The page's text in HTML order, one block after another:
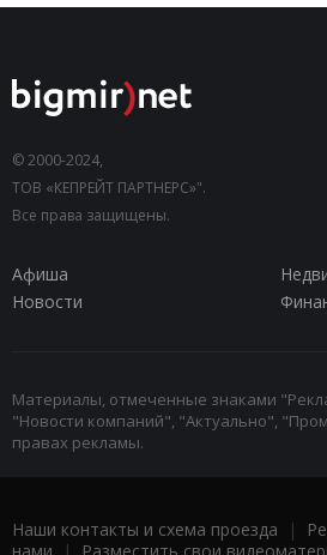
© 2000-2024,
ТОВ «КЕПРЕЙТ ПАРТНЕРС»".
Все права защищены.
Афиша
Новости
Материалы, отмеченные знаками
"Новости компаний", "Актуально",
правах рекламы.
Наши контакты и схема проезда |
нами | Разместить свои